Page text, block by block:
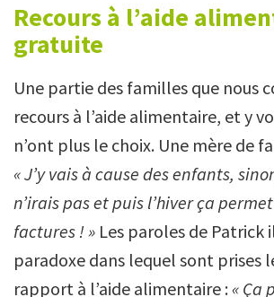
Recours à l’aide
gratuite
Une partie des familles que nous
recours à l’aide alimentaire, et y
n’ont plus le choix. Une mère de
«J’y vais à cause des enfants,
n’irais pas et puis l’hiver ça
factures ! » Les paroles de
paradoxe dans lequel sont prises
rapport à l’aide alimentaire : « Ça